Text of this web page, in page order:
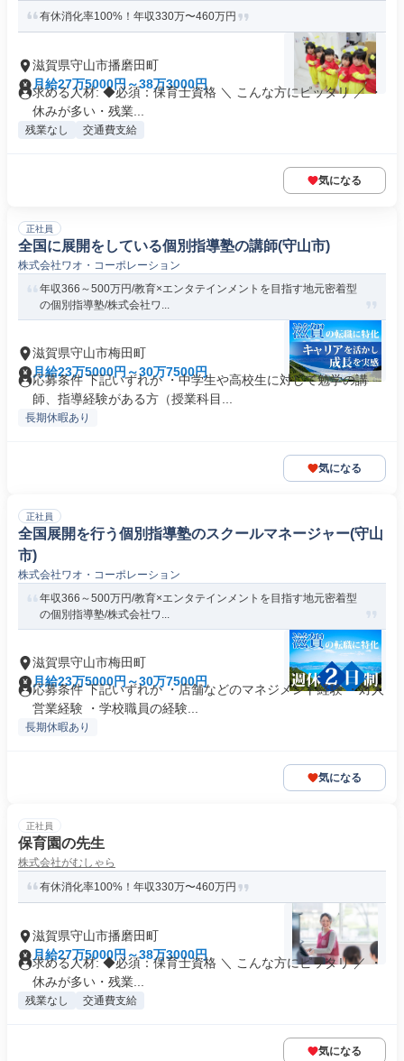
有休消化率100%！年収330万〜460万円
滋賀県守山市播磨田町
月給27万5000円～38万3000円
求める人材: ◆必須：保育士資格 ＼ こんな方にピッタリ ／ ・
休みが多い・残業...
残業なし 交通費支給
気になる
正社員
全国に展開をしている個別指導塾の講師(守山市)
株式会社ワオ・コーポレーション
年収366～500万円/教育×エンタテインメントを目指す地元密着型
の個別指導塾/株式会社ワ...
滋賀県守山市梅田町
月給23万5000円～30万7500円
応募条件 下記いずれか ・中学生や高校生に対して勉学の講
師、指導経験がある方（授業科目...
長期休暇あり
気になる
正社員
全国展開を行う個別指導塾のスクールマネージャー(守山
市)
株式会社ワオ・コーポレーション
年収366～500万円/教育×エンタテインメントを目指す地元密着型
の個別指導塾/株式会社ワ...
滋賀県守山市梅田町
月給23万5000円～30万7500円
応募条件 下記いずれか ・店舗などのマネジメント経験 ・対人
営業経験 ・学校職員の経験...
長期休暇あり
気になる
正社員
保育園の先生
株式会社がむしゃら
有休消化率100%！年収330万〜460万円
滋賀県守山市播磨田町
月給27万5000円～38万3000円
求める人材: ◆必須：保育士資格 ＼ こんな方にピッタリ ／ ・
休みが多い・残業...
残業なし 交通費支給
気になる